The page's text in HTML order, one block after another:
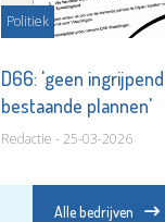
Politiek
D66: 'geen
bestaande plannen'
Redactie - 25-03-2026
Alle bedrijven